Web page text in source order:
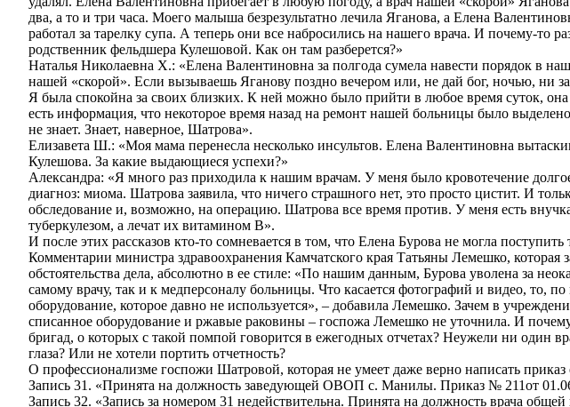
два, а то и три часа. Моего малыша безрезультатно лечила Яганова, а Елена
работал за тарелку супа. А теперь они все набросились на нашего врача. И почему-
родственник фельдшера Кулешовой. Как он там разберется?»
Наталья Николаевна Х.: «Елена Валентиновна за полгода сумела навести порядок в
нашей «скорой». Если вызываешь Яганову поздно вечером или, не дай бог, ночью, ни
Я была спокойна за своих близких. К ней можно было прийти в любое время суток,
есть информация, что некоторое время назад на ремонт нашей больницы было
не знает. Знает, наверное, Шатрова».
Елизавета Ш.: «Моя мама перенесла несколько инсультов. Елена Валентиновна
Кулешова. За какие выдающиеся успехи?»
Александра: «Я много раз приходила к нашим врачам. У меня было кровотечение
диагноз: миома. Шатрова заявила, что ничего страшного нет, это просто цистит. И
обследование и, возможно, на операцию. Шатрова все время против. У меня есть
туберкулезом, а лечат их витамином В».
И после этих рассказов кто-то сомневается в том, что Елена Бурова не могла
Комментарии министра здравоохранения Камчатского края Татьяны Лемешко, которая
обстоятельства дела, абсолютно в ее стиле: «По нашим данным, Бурова уволена за
самому врачу, так и к медперсоналу больницы. Что касается фотографий и видео, то,
оборудование, которое давно не используется», – добавила Лемешко. Зачем в
списанное оборудование и ржавые раковины – госпожа Лемешко не уточнила. И
бригад, о которых с такой помпой говорится в ежегодных отчетах? Неужели ни один
глаза? Или не хотели портить отчетность?
О профессионализме госпожи Шатровой, которая не умеет даже верно написать
Запись 31. «Принята на должность заведующей ОВОП с. Манилы. Приказ № 211от
Запись 32. «Запись за номером 31 недействительна. Принята на должность врача